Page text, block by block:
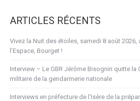
ARTICLES RÉCENTS
Vivez la Nuit des étoiles, samedi 8 août 2026,
l’Espace, Bourget !
Interview – Le GBR Jérôme Bisognin quitte la
militaire de la gendarmerie nationale
Interviews en préfecture de l’Isère de la